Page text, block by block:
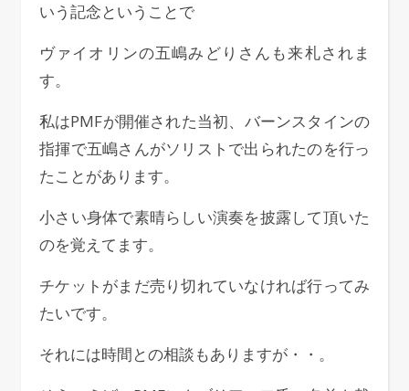
いう記念ということで
ヴァイオリンの五嶋みどりさんも来札されま
す。
私はPMFが開催された当初、バーンスタインの
指揮で五嶋さんがソリストで出られたのを行っ
たことがあります。
小さい身体で素晴らしい演奏を披露して頂いた
のを覚えてます。
チケットがまだ売り切れていなければ行ってみ
たいです。
それには時間との相談もありますが・・。